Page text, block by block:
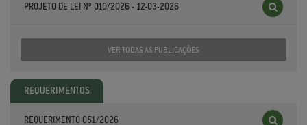
PROJETO DE LEI Nº 010/2026 - 12-03-2026
VER TODAS AS PUBLICAÇÕES
REQUERIMENTOS
REQUERIMENTO 051/2026